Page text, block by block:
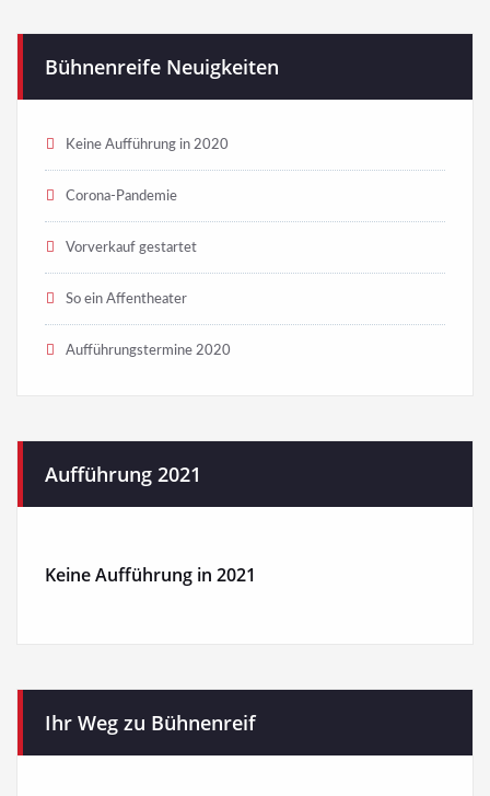
Bühnenreife Neuigkeiten
Keine Aufführung in 2020
Corona-Pandemie
Vorverkauf gestartet
So ein Affentheater
Aufführungstermine 2020
Aufführung 2021
Keine Aufführung in 2021
Ihr Weg zu Bühnenreif